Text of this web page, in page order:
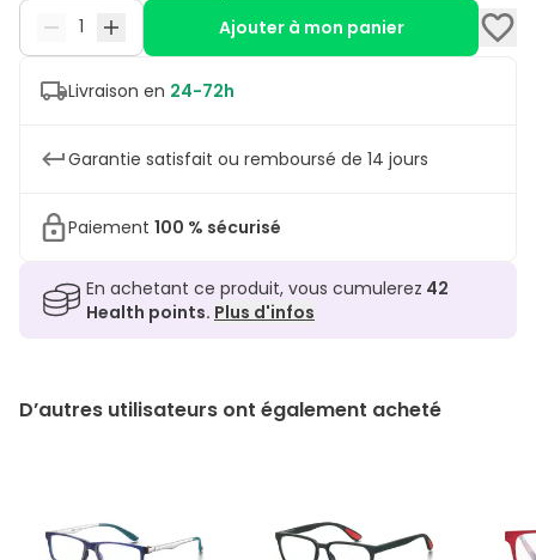
Ajouter à mon panier
Livraison en 24-72h
Garantie satisfait ou remboursé de 14 jours
Paiement 100 % sécurisé
En achetant ce produit, vous cumulerez 42
Health points. Plus d'infos
D’autres utilisateurs ont également acheté